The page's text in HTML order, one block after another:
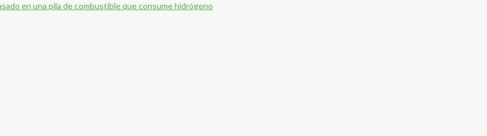
en una pila de combustible que consume hidrógeno